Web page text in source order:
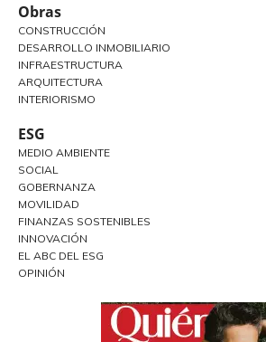
Obras
CONSTRUCCIÓN
DESARROLLO INMOBILIARIO
INFRAESTRUCTURA
ARQUITECTURA
INTERIORISMO
ESG
MEDIO AMBIENTE
SOCIAL
GOBERNANZA
MOVILIDAD
FINANZAS SOSTENIBLES
INNOVACIÓN
EL ABC DEL ESG
OPINIÓN